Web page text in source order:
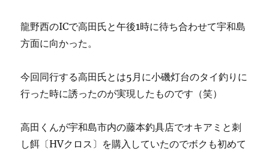
龍野西のICで高田氏と午後1時に待ち合わせて宇和島
方面に向かった。
今回同行する高田氏とは5月に小磯灯台のタイ釣りに
行った時に誘ったのが実現したものです（笑）
高田くんが宇和島市内の藤本釣具店でオキアミと刺
し餌〔HVクロス〕を購入していたのでボクも初めて